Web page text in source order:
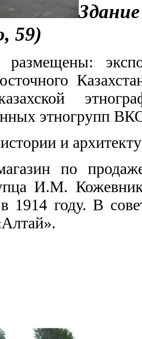
59)
этногрупп
и
по
И.М.
1914 году. В